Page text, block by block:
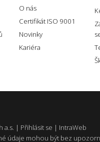
O nás
Certifikát ISO 9001
Novinky
Kariéra
a.s. | Přihlásit se | IntraWeb
údaje mohou být bez